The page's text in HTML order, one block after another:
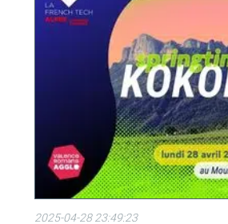
2025-04-28 23:49:23